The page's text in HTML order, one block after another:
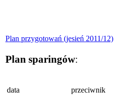
Plan przygotowań (jesień 2011/12)
Plan sparingów:
data
przeciwnik